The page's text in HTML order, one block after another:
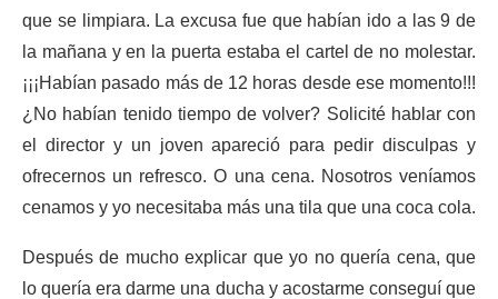
que se limpiara. La excusa fue que habían ido a las 9 de
la mañana y en la puerta estaba el cartel de no molestar.
¡¡¡Habían pasado más de 12 horas desde ese momento!!!
¿No habían tenido tiempo de volver? Solicité hablar con
el director y un joven apareció para pedir disculpas y
ofrecernos un refresco. O una cena. Nosotros veníamos
cenamos y yo necesitaba más una tila que una coca cola.
Después de mucho explicar que yo no quería cena, que
lo quería era darme una ducha y acostarme conseguí que